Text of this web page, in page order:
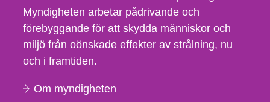
Myndigheten arbetar pådrivande och
förebyggande för att skydda människor och
miljö från oönskade effekter av strålning, nu
och i framtiden.
Om myndigheten